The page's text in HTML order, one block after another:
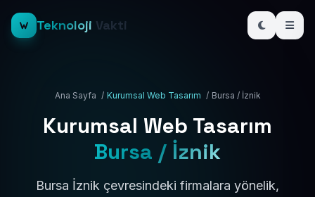
Teknoloji Vakti
Ana Sayfa / Kurumsal Web Tasarım / Bursa / İznik
Kurumsal Web Tasarım
Bursa / İznik
Bursa İznik çevresindeki firmalara yönelik,